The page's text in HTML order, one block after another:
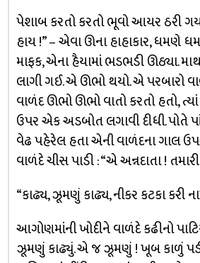
પેશાબ કરતો કરતો ભૂવો આયર ઠરી
હાય !” – એવા ઊના હાહાકાર, ધમણે
માફક, એના હૈયામાં ભડભડી ઊઠ્યા.
લાગી ગઈ. એ ઊભો થયો. એ પરબારો
વાળંદ ઊભો ઊભો વાતો કરતો હતો,
ઉપર એક અડબોત લગાવી દીધી. પોતે
વેઢ પહેરેલ હતા એની વાળંદના ગાલ
વાળંદે ચીસ પાડી : “એ અન્નદાતા !
“કાઢ્ય, ઝૂમણું કાઢ્ય, નીકર કટકા કરી
આગોણમાંની ખોદીને વાળંદે કઢીનો
ઝૂમણું કાઢ્યું. એ જ ઝૂમણું ! ખૂબ કાળું